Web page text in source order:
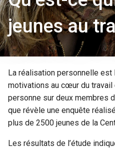
jeunes au
La réalisation personnelle est
motivations au cœur du travail
personne sur deux membres
que révèle une enquête
plus de 2500 jeunes de la
Les résultats de l’étude